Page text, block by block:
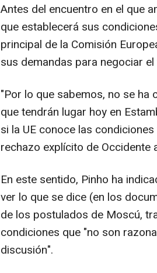
Antes del encuentro en el que
que establecerá sus
principal de la Comisión
sus demandas para negociar
"Por lo que sabemos, no se
que tendrán lugar hoy en
si la UE conoce las
rechazo explícito de Occidente
En este sentido, Pinho ha
ver lo que se dice (en los
de los postulados de Moscú,
condiciones que "no son
discusión".